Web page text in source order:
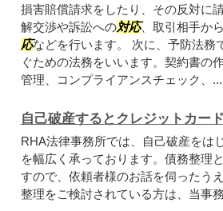
損害賠償請求をしたり、その反対に
解交渉や訴訟への対応、取引相手か
応などを行います。 次に、予防法務
ぐための法務をいいます。契約書の
管理、コンプライアンスチェック、...
自己破産するとクレジットカー
RHA法律事務所では、自己破産をは
を幅広く承っております。債務整理
すので、依頼者様のお話を伺ったう
整理をご検討されている方は、当事